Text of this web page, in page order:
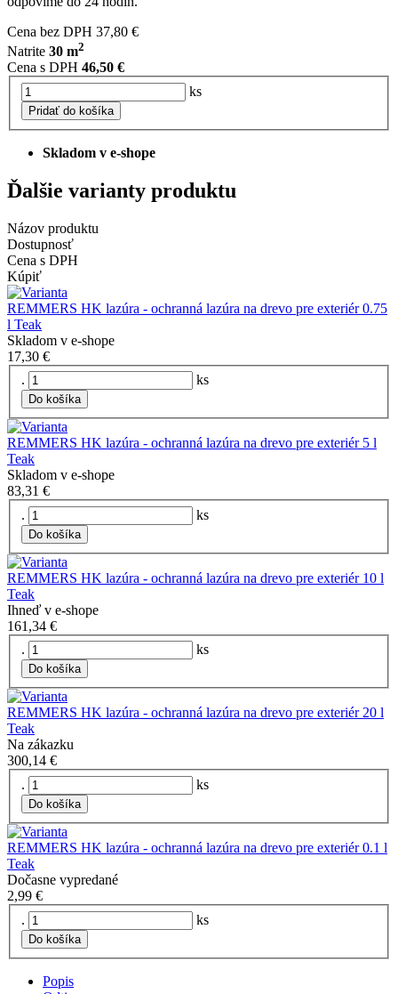
Cena bez DPH 37,80 €
Natrite 30 m2
Cena s DPH 46,50 €
ks
Pridať do košíka
Skladom v e-shope
Ďalšie varianty produktu
Názov produktu
Dostupnosť
Cena s DPH
Kúpiť
REMMERS HK lazúra - ochranná lazúra na drevo pre exteriér 0.75
l Teak
Skladom v e-shope
17,30 €
.
ks
Do košíka
REMMERS HK lazúra - ochranná lazúra na drevo pre exteriér 5 l
Teak
Skladom v e-shope
83,31 €
.
ks
Do košíka
REMMERS HK lazúra - ochranná lazúra na drevo pre exteriér 10 l
Teak
Ihneď v e-shope
161,34 €
.
ks
Do košíka
REMMERS HK lazúra - ochranná lazúra na drevo pre exteriér 20 l
Teak
Na zákazku
300,14 €
.
ks
Do košíka
REMMERS HK lazúra - ochranná lazúra na drevo pre exteriér 0.1 l
Teak
Dočasne vypredané
2,99 €
.
ks
Do košíka
Popis